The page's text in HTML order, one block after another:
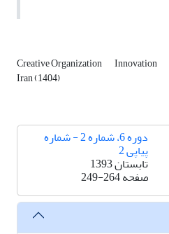
Creative Organization Innovation
Iran (1404)
دوره 6، شماره 2 - شماره
پیاپی 2
تابستان 1393
صفحه249-264